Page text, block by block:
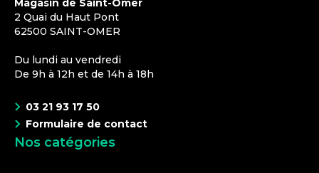
Magasin de Saint-Omer
2 Quai du Haut Pont
62500 SAINT-OMER
Du lundi au vendredi
De 9h à 12h et de 14h à 18h
03 21 93 17 50
Formulaire de contact
Nos catégories